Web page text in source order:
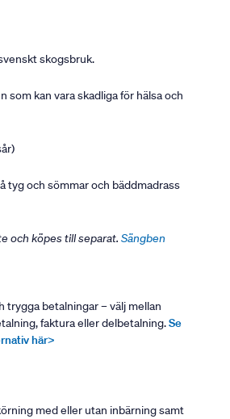
skogsbruk.
som kan vara skadliga för hälsa och
tyg och sömmar och bäddmadrass
och köpes till separat. Sängben
trygga betalningar – välj mellan
faktura eller delbetalning.Se
här>
med eller utan inbärning samt